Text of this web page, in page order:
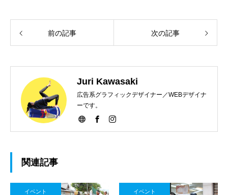
前の記事 次の記事
Juri Kawasaki
広告系グラフィックデザイナー／WEBデザイナ
ーです。
関連記事
イベント イベント